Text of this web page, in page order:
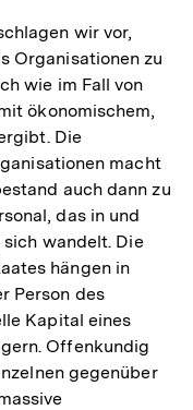
wir vor,
Organisationen zu
wie im Fall von
ökonomischem,
Die
macht
auch dann zu
das in und
wandelt. Die
hängen in
Person des
Kapital eines
Offenkundig
gegenüber